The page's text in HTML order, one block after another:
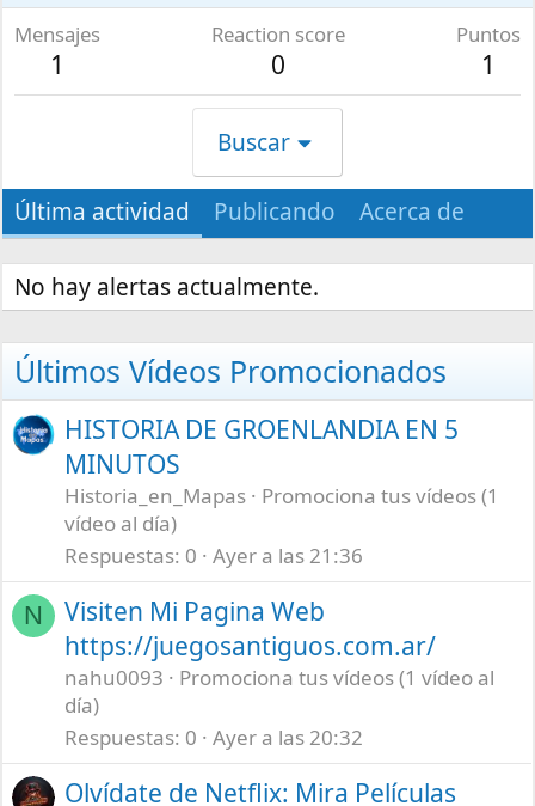
Mensajes
1
Reaction score
0
Puntos
1
Buscar
Última actividad Publicando Acerca de
No hay alertas actualmente.
Últimos Vídeos Promocionados
HISTORIA DE GROENLANDIA EN 5
MINUTOS
Historia_en_Mapas
Promociona tus vídeos (1
vídeo al día)
Respuestas 0 Ayer a las 21:36
N
Visiten Mi Pagina Web
https://juegosantiguos.com.ar/
nahu0093
Promociona tus vídeos (1 vídeo al
día)
Respuestas 0 Ayer a las 20:32
Olvídate de Netflix: Mira Películas